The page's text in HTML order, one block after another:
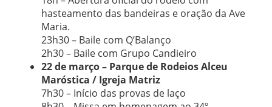
hasteamento das bandeiras e oração da Ave
Maria.
23h30 – Baile com Q’Balanço
2h30 – Baile com Grupo Candieiro
22 de março – Parque de Rodeios Alceu
Maróstica / Igreja Matriz
7h30 – Início das provas de laço